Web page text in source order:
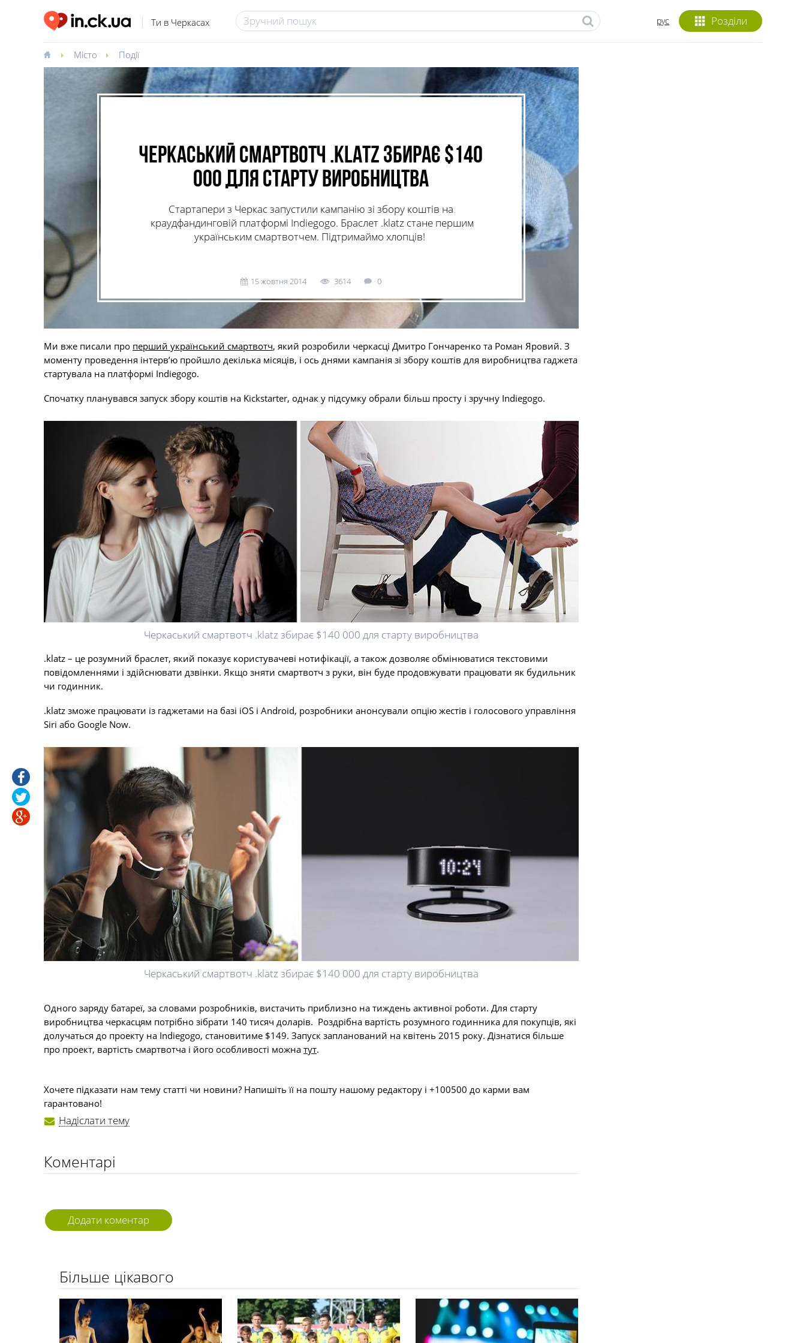
Ти в Черкасах Розділи
рус
Місто Події
Черкаський смартвотч .klatz збирає $140
000 для старту виробництва
Стартапери з Черкас запустили кампанію зі збору коштів на
краудфандинговій платформі Indiegogo. Браслет .klatz стане першим
українським смартвотчем. Підтримаймо хлопців!
15 жовтня 2014 3614 0
Ми вже писали про перший український смартвотч, який розробили черкасці Дмитро Гончаренко та Роман Яровий. З
моменту проведення інтерв’ю пройшло декілька місяців, і ось днями кампанія зі збору коштів для виробництва гаджета
стартувала на платформі Indiegogo.
Спочатку планувався запуск збору коштів на Kickstarter, однак у підсумку обрали більш просту і зручну Indiegogo.
Черкаський смартвотч .klatz збирає $140 000 для старту виробництва
.klatz – це розумний браслет, який показує користувачеві нотифікації, а також дозволяє обмінюватися текстовими
повідомленнями і здійснювати дзвінки. Якщо зняти смартвотч з руки, він буде продовжувати працювати як будильник
чи годинник.
.klatz зможе працювати із гаджетами на базі iOS і Android, розробники анонсували опцію жестів і голосового управління
Siri або Google Now.
Черкаський смартвотч .klatz збирає $140 000 для старту виробництва
Одного заряду батареї, за словами розробників, вистачить приблизно на тиждень активної роботи. Для старту
виробництва черкасцям потрібно зібрати 140 тисяч доларів. Роздрібна вартість розумного годинника для покупців, які
долучаться до проекту на Indiegogo, становитиме $149. Запуск запланований на квітень 2015 року. Дізнатися більше
про проект, вартість смартвотча і його особливості можна тут.
Хочете підказати нам тему статті чи новини? Напишіть її на пошту нашому редактору і +100500 до карми вам
гарантовано!
Надіслати тему
Коментарі
Додати коментар
Більше цікавого